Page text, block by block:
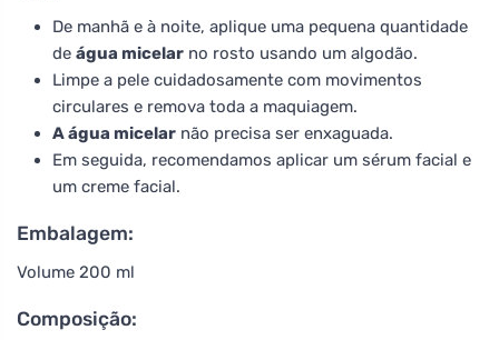
De manhã e à noite, aplique uma pequena quantidade
de água micelar no rosto usando um algodão.
Limpe a pele cuidadosamente com movimentos
circulares e remova toda a maquiagem.
A água micelar não precisa ser enxaguada.
Em seguida, recomendamos aplicar um sérum facial e
um creme facial.
Embalagem:
Volume 200 ml
Composição: